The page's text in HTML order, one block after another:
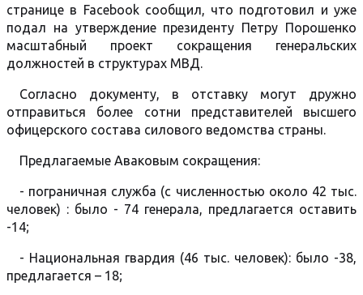
странице в Facebook сообщил, что подготовил и уже
подал на утверждение президенту Петру Порошенко
масштабный проект сокращения генеральских
должностей в структурах МВД.
Согласно документу, в отставку могут дружно
отправиться более сотни представителей высшего
офицерского состава силового ведомства страны.
Предлагаемые Аваковым сокращения:
- пограничная служба (с численностью около 42 тыс.
человек) : было - 74 генерала, предлагается оставить
-14;
- Национальная гвардия (46 тыс. человек): было -38,
предлагается – 18;